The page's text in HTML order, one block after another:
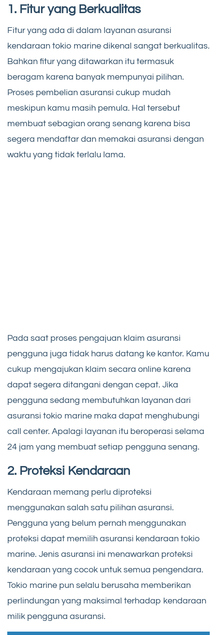
1. Fitur yang Berkualitas
Fitur yang ada di dalam layanan asuransi
kendaraan tokio marine dikenal sangat berkualitas.
Bahkan fitur yang ditawarkan itu termasuk
beragam karena banyak mempunyai pilihan.
Proses pembelian asuransi cukup mudah
meskipun kamu masih pemula. Hal tersebut
membuat sebagian orang senang karena bisa
segera mendaftar dan memakai asuransi dengan
waktu yang tidak terlalu lama.
Pada saat proses pengajuan klaim asuransi
pengguna juga tidak harus datang ke kantor. Kamu
cukup mengajukan klaim secara online karena
dapat segera ditangani dengan cepat. Jika
pengguna sedang membutuhkan layanan dari
asuransi tokio marine maka dapat menghubungi
call center. Apalagi layanan itu beroperasi selama
24 jam yang membuat setiap pengguna senang.
2. Proteksi Kendaraan
Kendaraan memang perlu diproteksi
menggunakan salah satu pilihan asuransi.
Pengguna yang belum pernah menggunakan
proteksi dapat memilih asuransi kendaraan tokio
marine. Jenis asuransi ini menawarkan proteksi
kendaraan yang cocok untuk semua pengendara.
Tokio marine pun selalu berusaha memberikan
perlindungan yang maksimal terhadap kendaraan
milik pengguna asuransi.